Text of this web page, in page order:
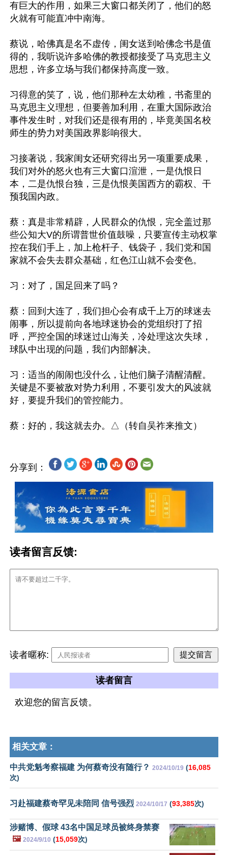
有巨大的作用，如果三大窗口都关闭了，他们的怒
火就有可能直冲中南海。
蔡说，哈佛真是名不虚传，闺女送到哈佛念书是值
得的，我听说许多哈佛的教授都接受了马克思主义
思想，许多立场与我们都保持高度一致。
习得意的笑了，说，他们那种左太幼稚，书斋里的
马克思主义理想，但要善加利用，在重大国际政治
事件发生时，对我们还是很有用的，毕竟美国名校
师生的势力对美国政界影响很大。
习接著说，我家闺女还研究得出另一项重要成果，
我们对外的怒火也有三大窗口渲泄，一是仇恨日
本，二是仇恨台独，三是仇恨美国西方的霸权、干
预我国内政。
蔡：真是非常精辟，人民群众的仇恨，完全盖过那
些公知大V的所谓普世价值鼓噪，只要宣传主动权掌
控在我们手上，加上枪杆子、钱袋子，我们党和国
家就不会失去群众基础，红色江山就不会变色。
习：对了，国足回来了吗？
蔡：回到大连了，我们担心会有成千上万的球迷去
闹事，所以提前向各地球迷协会的党组织打了招
呼，严控全国的球迷过山海关，冷处理这次失球，
球队中出现的问题，我们内部解决。
习：适当的闹闹也没什么，让他们脑子清醒清醒。
关键是不要被敌对势力利用，不要引发大的风波就
好，要提升我们的管控能力。
分享到：
读者留言反馈:
读者暱称:
读者留言
欢迎您的留言反馈。
相关文章：
中共党魁考察福建 为何蔡奇没有随行？ 2024/10/19 (16,085
次)
习赴福建蔡奇罕见未陪同 信号强烈 2024/10/17 (93,385次)
涉赌博、假球 43名中国足球员被终身禁赛
🖼️ 2024/9/10 (15,059次)